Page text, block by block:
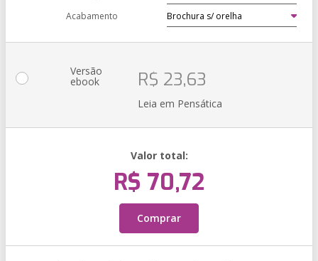
Acabamento
Versão
ebook R$ 23,63
Leia em Pensática
Valor total:
R$ 70,72
Comprar